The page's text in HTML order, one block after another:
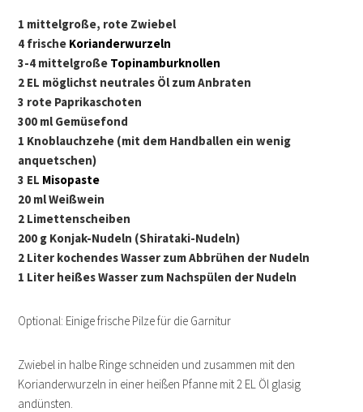
1 mittelgroße, rote Zwiebel
4 frische Korianderwurzeln
3-4 mittelgroße Topinamburknollen
2 EL möglichst neutrales Öl zum Anbraten
3 rote Paprikaschoten
300 ml Gemüsefond
1 Knoblauchzehe (mit dem Handballen ein wenig
anquetschen)
3 EL Misopaste
20 ml Weißwein
2 Limettenscheiben
200 g Konjak-Nudeln (Shirataki-Nudeln)
2 Liter kochendes Wasser zum Abbrühen der Nudeln
1 Liter heißes Wasser zum Nachspülen der Nudeln
Optional: Einige frische Pilze für die Garnitur
Zwiebel in halbe Ringe schneiden und zusammen mit den
Korianderwurzeln in einer heißen Pfanne mit 2 EL Öl glasig
andünsten.